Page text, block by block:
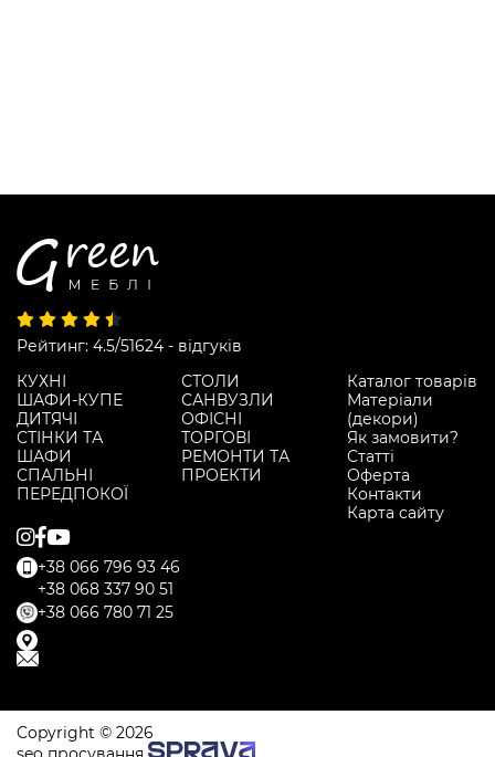
Рейтинг: 4.5/51624 - відгуків
КУХНІ
ШАФИ-КУПЕ
ДИТЯЧІ
СТІНКИ ТА
ШАФИ
СПАЛЬНІ
ПЕРЕДПОКОЇ
СТОЛИ
САНВУЗЛИ
ОФІСНІ
ТОРГОВІ
РЕМОНТИ ТА
ПРОЕКТИ
Каталог товарів
Матеріали
(декори)
Як замовити?
Статті
Оферта
Контакти
Карта сайту
+38 066 796 93 46
+38 068 337 90 51
+38 066 780 71 25
Copyright © 2026